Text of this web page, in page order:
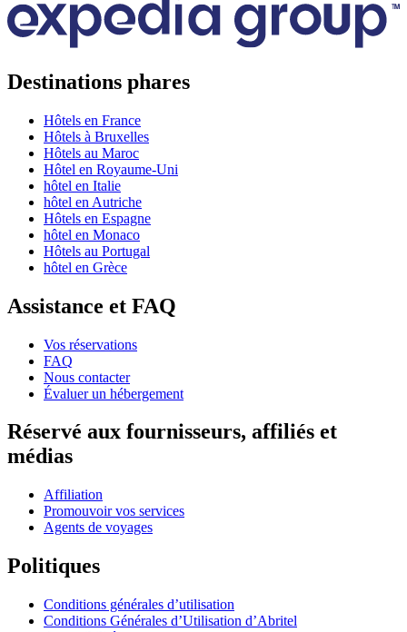
Destinations phares
Hôtels en France
Hôtels à Bruxelles
Hôtels au Maroc
Hôtel en Royaume-Uni
hôtel en Italie
hôtel en Autriche
Hôtels en Espagne
hôtel en Monaco
Hôtels au Portugal
hôtel en Grèce
Assistance et FAQ
Vos réservations
FAQ
Nous contacter
Évaluer un hébergement
Réservé aux fournisseurs, affiliés et
médias
Affiliation
Promouvoir vos services
Agents de voyages
Politiques
Conditions générales d’utilisation
Conditions Générales d’Utilisation d’Abritel